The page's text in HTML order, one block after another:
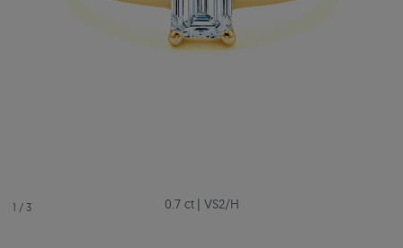
1 / 3 0.7 ct | VS2/H